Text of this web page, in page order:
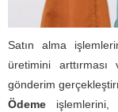
Satın alma
üretimini
gönderim
Ödeme işlemlerini,